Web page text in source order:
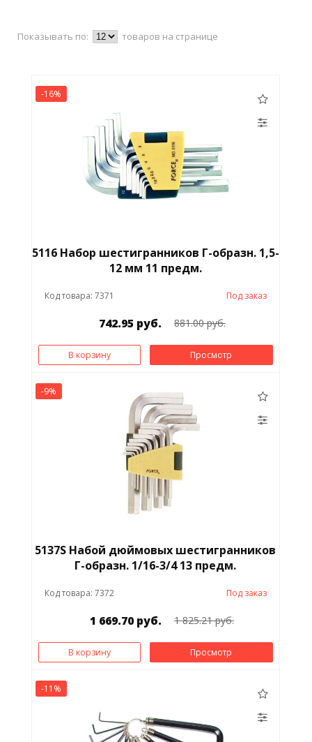
Показывать по: товаров на странице
-16%
5116 Набор шестигранников Г-образн. 1,5-
12 мм 11 предм.
Код товара: 7371 Под заказ
742.95 руб. 881.00 руб.
В корзину Просмотр
-9%
5137S Набой дюймовых шестигранников
Г-образн. 1/16-3/4 13 предм.
Код товара: 7372 Под заказ
1 669.70 руб. 1 825.21 руб.
В корзину Просмотр
-11%